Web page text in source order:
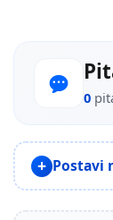
0
Postavi